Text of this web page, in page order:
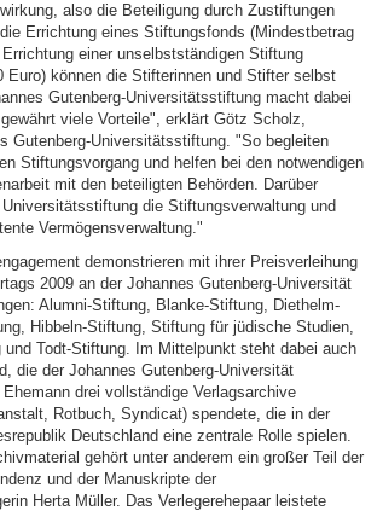
also die Beteiligung durch Zustiftungen
Errichtung eines Stiftungsfonds (Mindestbetrag
einer unselbstständigen Stiftung
Euro) können die Stifterinnen und Stifter selbst
Gutenberg-Universitätsstiftung macht dabei
viele Vorteile", erklärt Götz Scholz,
Gutenberg-Universitätsstiftung. "So begleiten
Stiftungsvorgang und helfen bei den notwendigen
mit den beteiligten Behörden. Darüber
die Stiftungsverwaltung und
Vermögensverwaltung."
demonstrieren mit ihrer Preisverleihung
2009 an der Johannes Gutenberg-Universität
Alumni-Stiftung, Blanke-Stiftung, Diethelm-
Hibbeln-Stiftung, Stiftung für jüdische Studien,
und Todt-Stiftung. Im Mittelpunkt steht dabei auch
die der Johannes Gutenberg-Universität
drei vollständige Verlagsarchive
Rotbuch, Syndicat) spendete, die in der
Deutschland eine zentrale Rolle spielen.
gehört unter anderem ein großer Teil der
und der Manuskripte der
Herta Müller. Das Verlegerehepaar leistete